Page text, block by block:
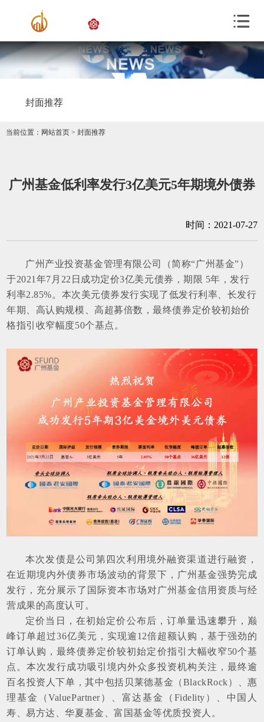
封面推荐
当前位置： 网站首页 > 封面推荐
广州基金低利率发行3亿美元5年期境外债券
时间：2021-07-27
广州产业投资基金管理有限公司（简称“广州基金”）
于2021年7月22日成功定价3亿美元债券，期限 5年，发行
利率2.85%。本次美元债券发行实现了低发行利率、长发行
年期、高认购规模、高超募倍数，最终债券定价较初始价
格指引收窄幅度50个基点。
本次发债是公司第四次利用境外融资渠道进行融资，
在近期境内外债券市场波动的背景下，广州基金强势完成
发行， 充分展示了国际资本市场对广州基金信用资质与经
营成果的高度认可。
定价当日，在初始定价公布后，订单量迅速攀升，巅
峰订单超过36亿美元，实现逾12倍超额认购，基于强劲的
订单认购，最终债券定价较初始定价指引大幅收窄50个基
点。本次发行成功吸引境内外众多投资机构关注，最终逾
百名投资人下单，其中包括贝莱德基金（BlackRock）、惠
理基金（ValuePartner）、富达基金（Fidelity）、中国人
寿、易方达、华夏基金、富国基金等优质投资人。